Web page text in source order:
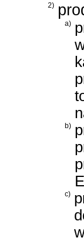
2)
a)
b)
c)